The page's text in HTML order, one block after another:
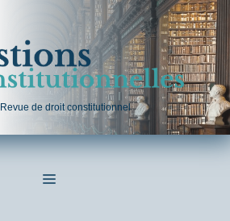
Revue de droit constitutionnel
MENU